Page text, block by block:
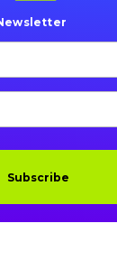
Subscribe